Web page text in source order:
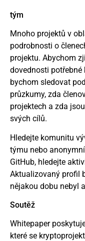
tým
Mnoho projektů v
podrobnosti o
projektu. Abychom
dovednosti
bychom sledovat
průzkumy, zda
projektech a zda
svých cílů.
Hledejte komunitu
týmu nebo
GitHub, hledejte
Aktualizovaný profil
nějakou dobu nebyl
Soutěž
Whitepaper
které se